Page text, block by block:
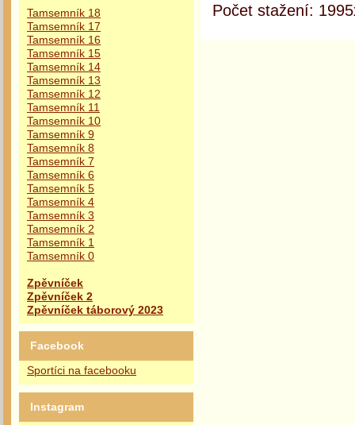
Tamsemník 18
Tamsemník 17
Tamsemník 16
Tamsemník 15
Tamsemník 14
Tamsemník 13
Tamsemník 12
Tamsemník 11
Tamsemník 10
Tamsemník 9
Tamsemník 8
Tamsemník 7
Tamsemník 6
Tamsemník 5
Tamsemník 4
Tamsemník 3
Tamsemník 2
Tamsemník 1
Tamsemník 0
Zpěvníček
Zpěvníček 2
Zpěvníček táborový 2023
Facebook
Sportíci na facebooku
Instagram
Počet stažení: